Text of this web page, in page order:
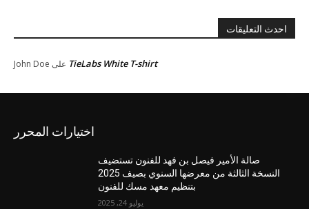
احدث التعليقات
John Doe TieLabs White T-shirt
اختيارات المحرر
صالة الأمير فيصل بن فهد للفنون تستضيف
النسخة الثالثة من معرضها السنوي بصيف 2025
بتنظيم معهد مسك للفنون
يوليو 24, 2025